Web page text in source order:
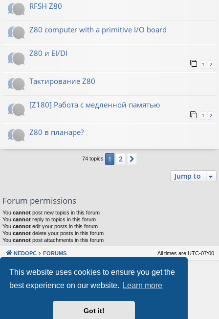
This website uses cookies to ensure you get the
best experience on our website.
Learn more
Got it!
RFSH Z80
Z80 computer with a primitive I/O board
Z80 и EI/DI
1 2
Тактирование Z80
[Z180] Работа с медленной памятью
1 2
Z80 в планаре?
74 topics 1 2
Jump to
Forum permissions
You cannot post new topics in this forum
You cannot reply to topics in this forum
You cannot edit your posts in this forum
You cannot delete your posts in this forum
You cannot post attachments in this forum
NEDOPC FORUMS All times are UTC-07:00
Powered by phpBB® Forum Software © phpBB Limited
Our VPS Hosting By RimuHosting
This server is located in London data center